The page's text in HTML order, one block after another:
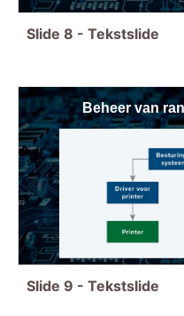
Slide 8 - Tekstslide
Beheer van
Slide 9 - Tekstslide